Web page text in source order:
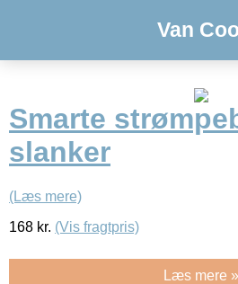
Van
Smarte
slanker
(Læs mere)
168 kr. (Vis fragtpris)
Læs mere »